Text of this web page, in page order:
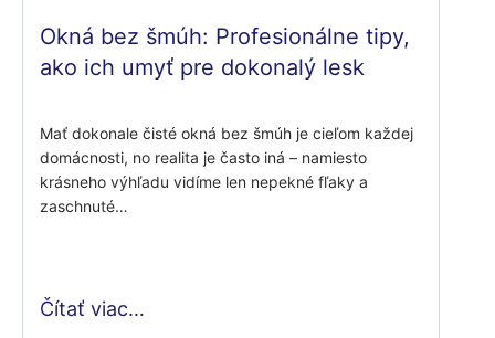
Okná bez šmúh: Profesionálne tipy,
ako ich umyť pre dokonalý lesk
Mať dokonale čisté okná bez šmúh je cieľom každej
domácnosti, no realita je často iná – namiesto
krásneho výhľadu vidíme len nepekné fľaky a
zaschnuté…
Čítať viac…